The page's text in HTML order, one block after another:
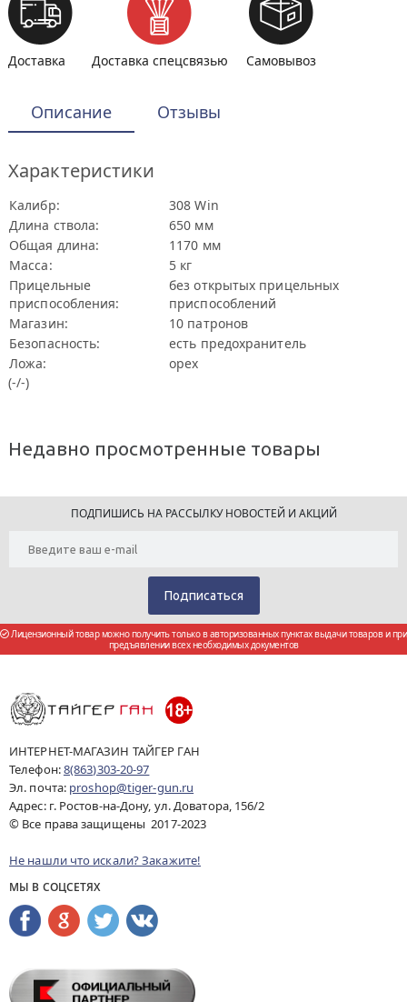
Доставка Доставка спецсвязью Самовывоз
Описание Отзывы
Характеристики
Калибр:
308 Win
Длина ствола:
650 мм
Общая длина:
1170 мм
Масса:
5 кг
Прицельные
приспособления:
без открытых прицельных
приспособлений
Магазин:
10 патронов
Безопасность:
есть предохранитель
Ложа:
орех
(-/-)
Недавно просмотренные товары
ПОДПИШИСЬ НА РАССЫЛКУ НОВОСТЕЙ И АКЦИЙ
Лицензионный товар можно получить только в авторизованных пунктах выдачи товаров и при
предъявлении всех необходимых документов
ИНТЕРНЕТ-МАГАЗИН ТАЙГЕР ГАН
Телефон:8(863)303-20-97
Эл. почта: proshop@tiger-gun.ru
Адрес: г. Ростов-на-Дону, ул. Доватора, 156/2
© Все права защищены 2017-2023
Не нашли что искали? Закажите!
МЫ В СОЦСЕТЯХ